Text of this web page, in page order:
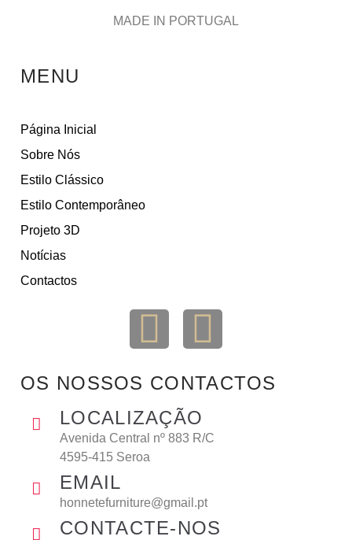
MADE IN PORTUGAL
MENU
Página Inicial
Sobre Nós
Estilo Clássico
Estilo Contemporâneo
Projeto 3D
Notícias
Contactos
OS NOSSOS CONTACTOS
LOCALIZAÇÃO
Avenida Central nº 883 R/C
4595-415 Seroa
EMAIL
honnetefurniture@gmail.pt
CONTACTE-NOS